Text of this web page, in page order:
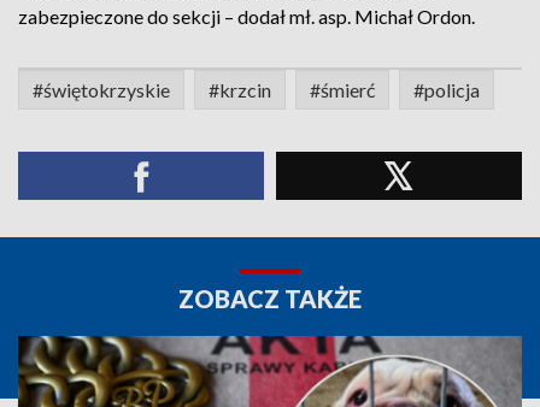
zabezpieczone do sekcji – dodał mł. asp. Michał Ordon.
#świętokrzyskie #krzcin #śmierć #policja
ZOBACZ TAKŻE